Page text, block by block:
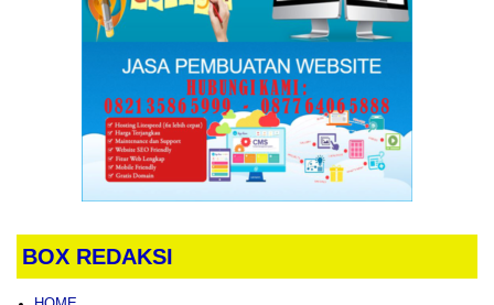
BOX REDAKSI